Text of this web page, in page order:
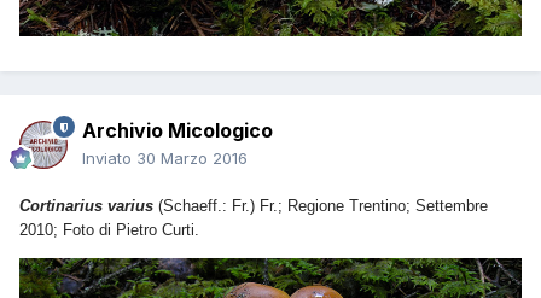
Archivio Micologico
Inviato 30 Marzo 2016
Cortinarius varius (Schaeff.: Fr.) Fr.; Regione Trentino; Settembre
2010; Foto di Pietro Curti.